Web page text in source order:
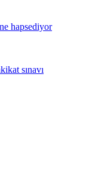
hapsediyor
sınavı